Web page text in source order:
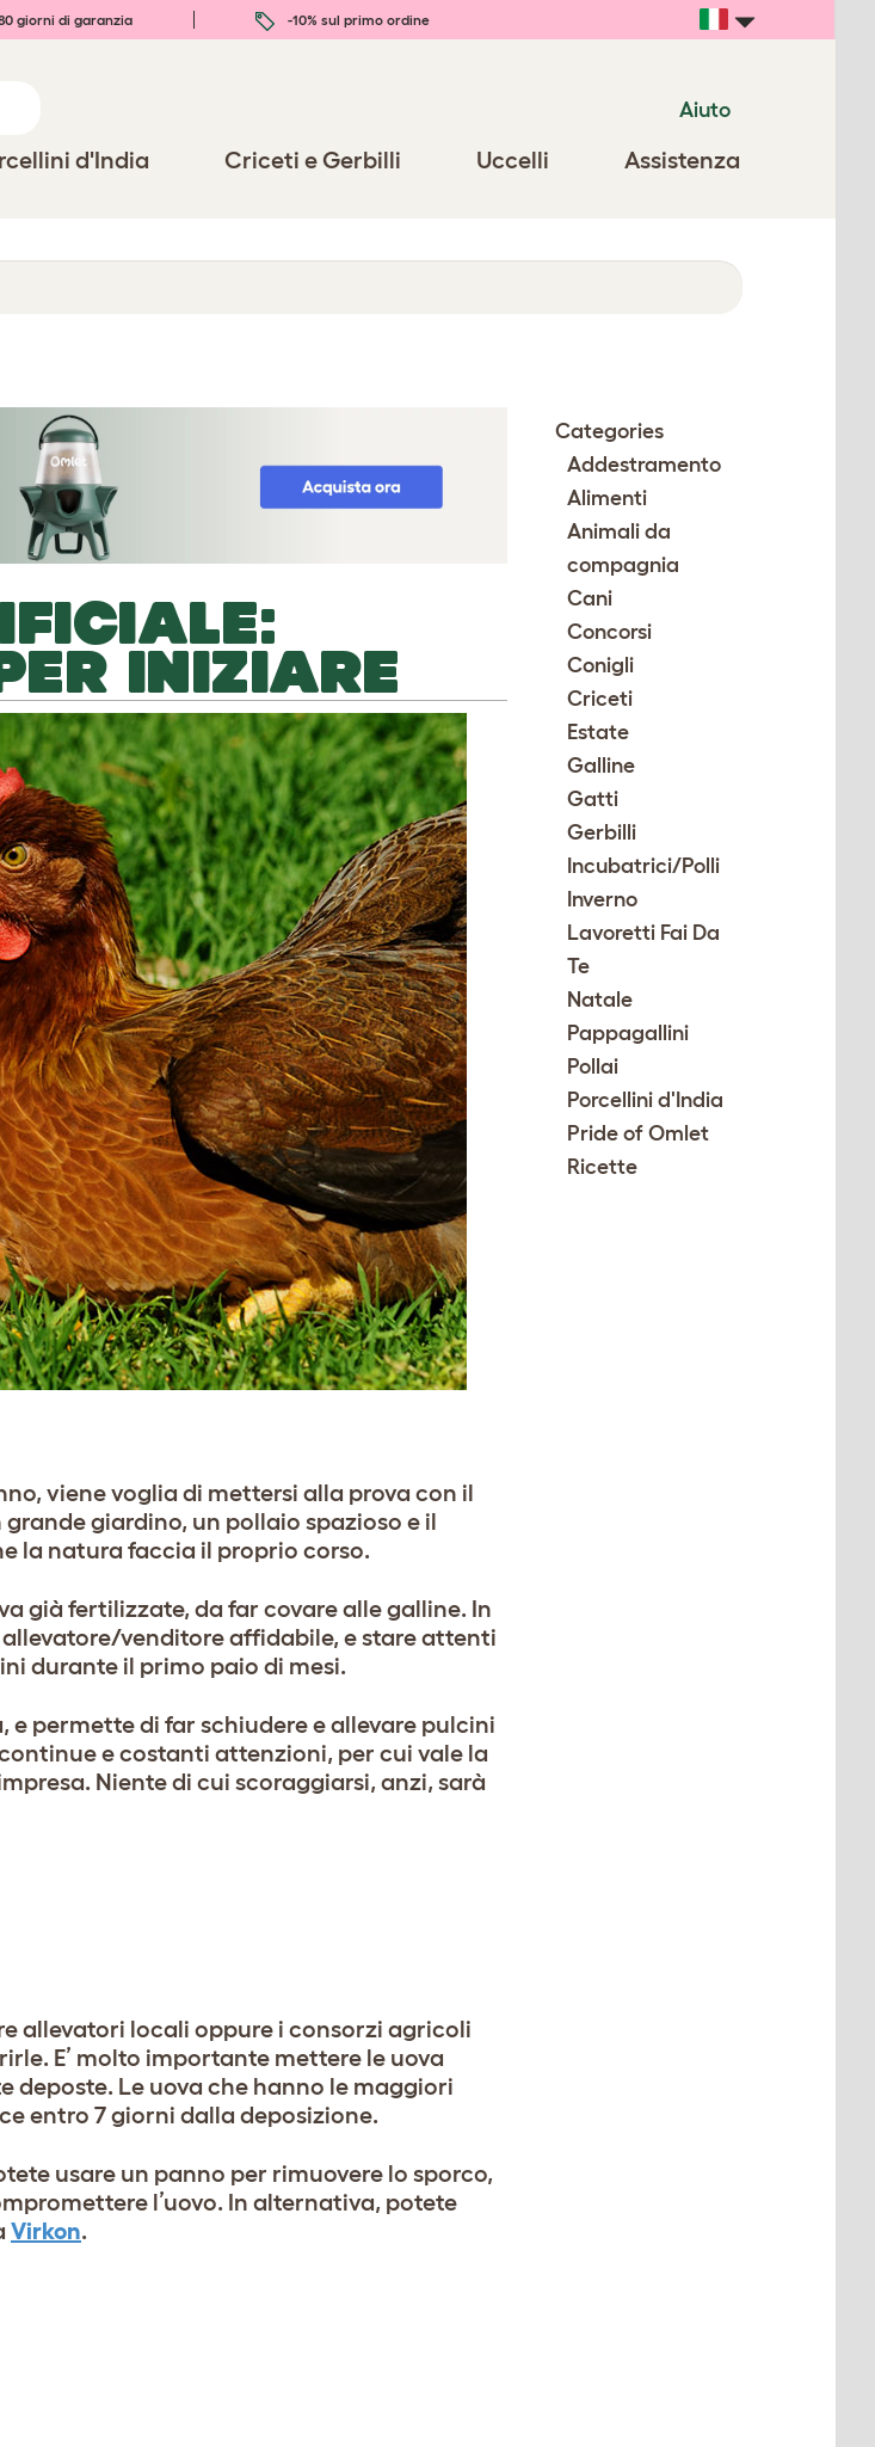
giorni di garanzia -10% sul primo ordine
Aiuto
d'India Criceti e Gerbilli Uccelli Assistenza
INIZIARE
viene voglia di mettersi alla prova con il
giardino, un pollaio spazioso e il
la natura faccia il proprio corso.
già fertilizzate, da far covare alle galline. In
venditore affidabile, e stare attenti
durante il primo paio di mesi.
permette di far schiudere e allevare pulcini
e costanti attenzioni, per cui vale la
Niente di cui scoraggiarsi, anzi, sarà
allevatori locali oppure i consorzi agricoli
E’ molto importante mettere le uova
deposte. Le uova che hanno le maggiori
entro 7 giorni dalla deposizione.
usare un panno per rimuovere lo sporco,
l’uovo. In alternativa, potete
Virkon.
Categories
Addestramento
Alimenti
Animali da
compagnia
Cani
Concorsi
Conigli
Criceti
Estate
Galline
Gatti
Gerbilli
Incubatrici/Polli
Inverno
Lavoretti Fai Da
Te
Natale
Pappagallini
Pollai
Porcellini d'India
Pride of Omlet
Ricette